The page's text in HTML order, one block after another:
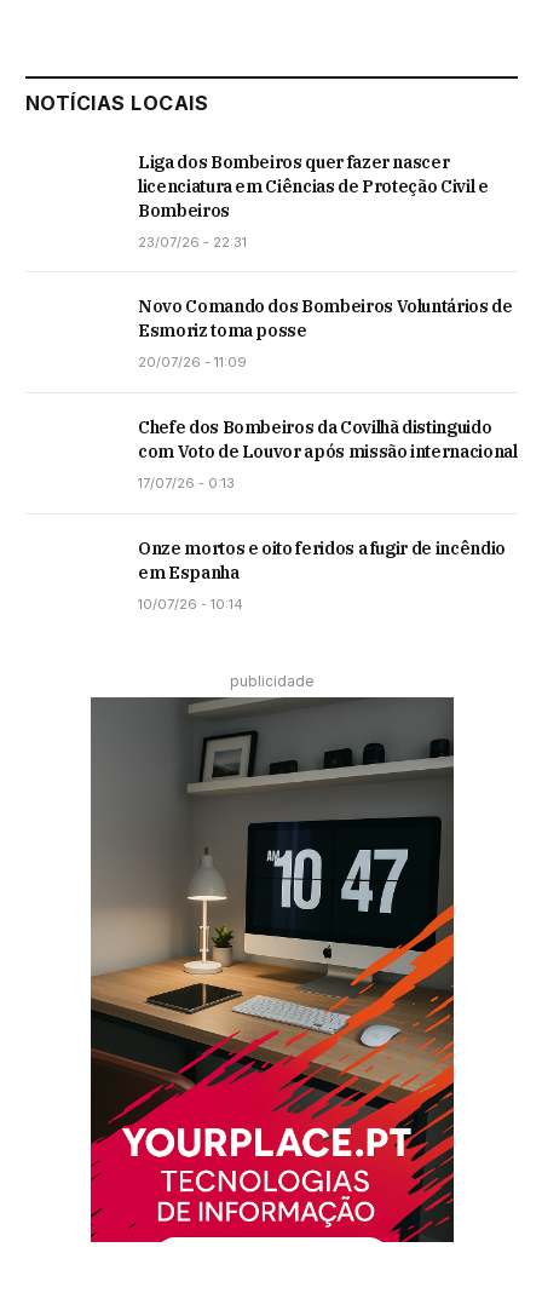
NOTÍCIAS LOCAIS
Liga dos Bombeiros quer fazer nascer
licenciatura em Ciências de Proteção Civil e
Bombeiros
23/07/26 - 22:31
Novo Comando dos Bombeiros Voluntários de
Esmoriz toma posse
20/07/26 - 11:09
Chefe dos Bombeiros da Covilhã distinguido
com Voto de Louvor após missão internacional
17/07/26 - 0:13
Onze mortos e oito feridos a fugir de incêndio
em Espanha
10/07/26 - 10:14
publicidade